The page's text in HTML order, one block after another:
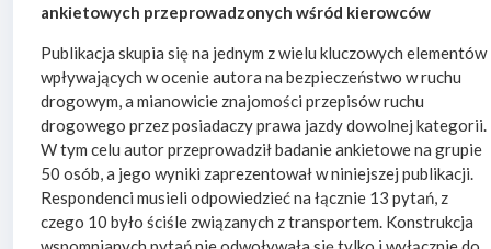
ankietowych przeprowadzonych wśród kierowców
Publikacja skupia się na jednym z wielu kluczowych elementów
wpływających w ocenie autora na bezpieczeństwo w ruchu
drogowym, a mianowicie znajomości przepisów ruchu
drogowego przez posiadaczy prawa jazdy dowolnej kategorii.
W tym celu autor przeprowadził badanie ankietowe na grupie
50 osób, a jego wyniki zaprezentował w niniejszej publikacji.
Respondenci musieli odpowiedzieć na łącznie 13 pytań, z
czego 10 było ściśle związanych z transportem. Konstrukcja